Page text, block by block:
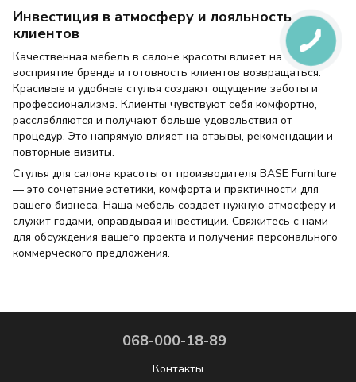
Инвестиция в атмосферу и лояльность
клиентов
Качественная мебель в салоне красоты влияет на
восприятие бренда и готовность клиентов возвращаться.
Красивые и удобные стулья создают ощущение заботы и
профессионализма. Клиенты чувствуют себя комфортно,
расслабляются и получают больше удовольствия от
процедур. Это напрямую влияет на отзывы, рекомендации и
повторные визиты.
Стулья для салона красоты от производителя BASE Furniture
— это сочетание эстетики, комфорта и практичности для
вашего бизнеса. Наша мебель создает нужную атмосферу и
служит годами, оправдывая инвестиции. Свяжитесь с нами
для обсуждения вашего проекта и получения персонального
коммерческого предложения.
068-000-18-89
Контакты